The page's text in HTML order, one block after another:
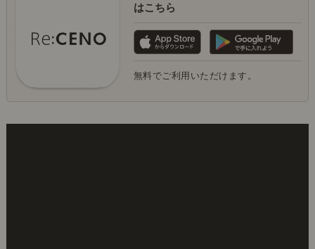
はこちら
無料でご利用いただけます。